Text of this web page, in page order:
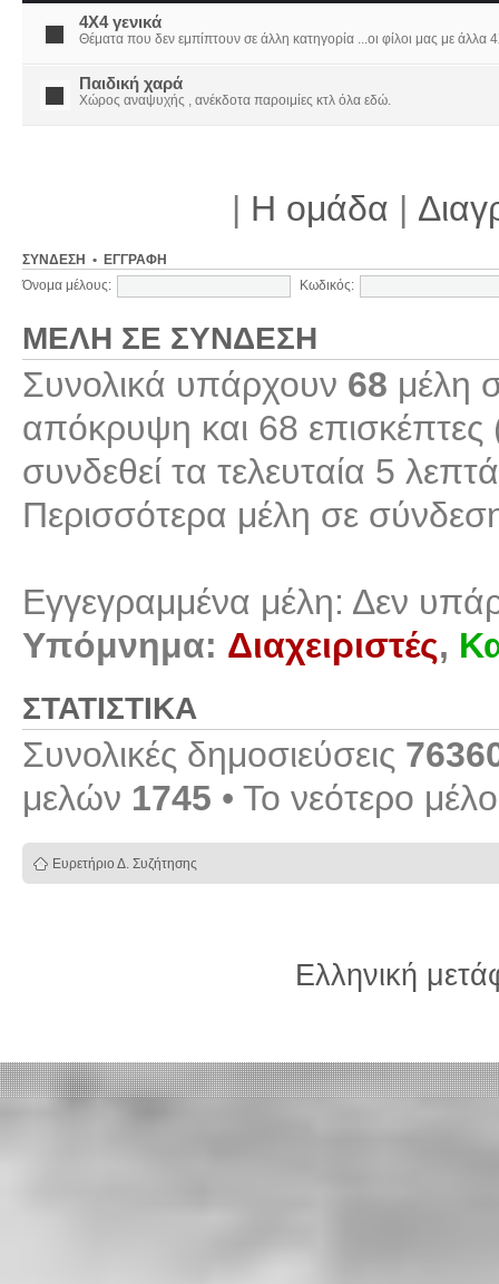
4X4 γενικά
Θέματα που δεν εμπίπτουν σε άλλη κατηγορία ...οι φίλοι μας με άλλα
Παιδική χαρά
Χώρος αναψυχής , ανέκδοτα παροιμίες κτλ όλα εδώ.
| Η ομάδα |
ΣΎΝΔΕΣΗ • ΕΓΓΡΑΦΉ
Όνομα μέλους: Κωδικός:
ΜΈΛΗ ΣΕ ΣΎΝΔΕΣΗ
Συνολικά υπάρχουν 68 μέλη
απόκρυψη και 68
συνδεθεί τα τελευταία 5
Περισσότερα μέλη σε
Εγγεγραμμένα μέλη: Δεν
Υπόμνημα: Διαχειριστές,
ΣΤΑΤΙΣΤΙΚΆ
Συνολικές δημοσιεύσεις
μελών 1745 • Το νεότερο
Ευρετήριο Δ. Συζήτησης
Ελληνική